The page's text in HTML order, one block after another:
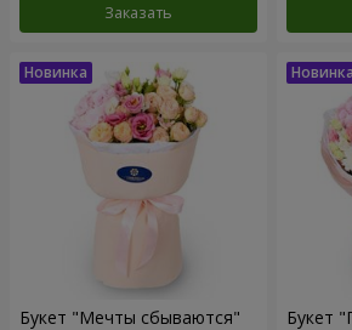
Заказать
Букет "Мечты сбываются" Букет